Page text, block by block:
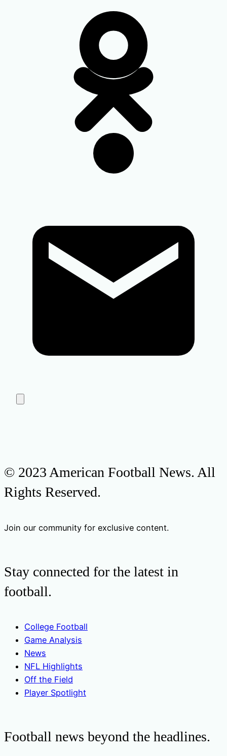
© 2023 American Football News. All
Rights Reserved.
Join our community for exclusive content.
Stay connected for the latest in
football.
College Football
Game Analysis
News
NFL Highlights
Off the Field
Player Spotlight
Football news beyond the headlines.